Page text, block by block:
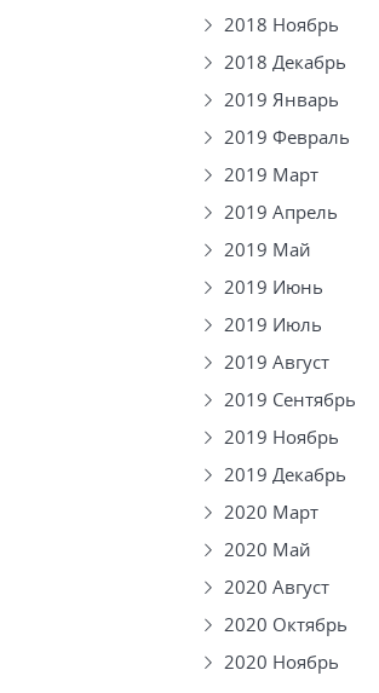
2018 Ноябрь
2018 Декабрь
2019 Январь
2019 Февраль
2019 Март
2019 Апрель
2019 Май
2019 Июнь
2019 Июль
2019 Август
2019 Сентябрь
2019 Ноябрь
2019 Декабрь
2020 Март
2020 Май
2020 Август
2020 Октябрь
2020 Ноябрь